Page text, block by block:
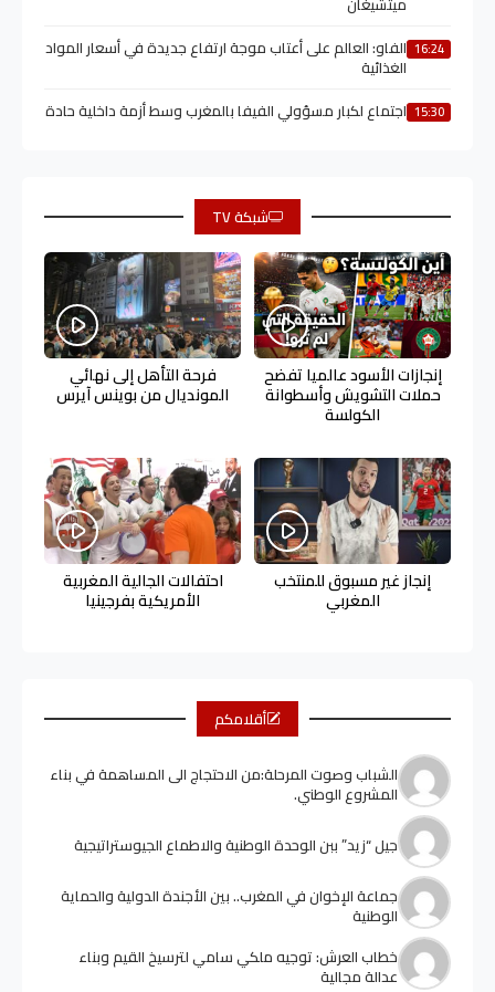
16:24 الفاو: العالم على أعتاب موجة ارتفاع جديدة في أسعار المواد
الغذائية
15:30 اجتماع لكبار مسؤولي الفيفا بالمغرب وسط أزمة داخلية حادة
شبكة TV
إنجازات الأسود عالميا تفضح
حملات التشويش وأسطوانة
الكولسة
فرحة التأهل إلى نهائي
المونديال من بوينس آيرس
إنجاز غير مسبوق للمنتخب
المغربي
احتفالات الجالية المغربية
الأمريكية بفرجينيا
أقلامكم
الشباب وصوت المرحلة:من الاحتجاج الى المساهمة في بناء
المشروع الوطني.
جيل “زيد” ببن الوحدة الوطنية والاطماع الجيوستراتيجية
جماعة الإخوان في المغرب.. بين الأجندة الدولية والحماية
الوطنية
خطاب العرش: توجيه ملكي سامي لترسيخ القيم وبناء
عدالة مجالية